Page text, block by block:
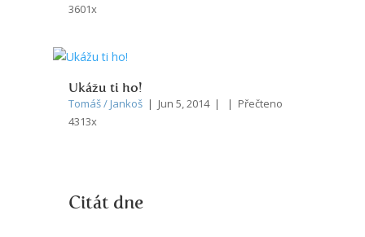
3601x
Ukážu ti ho!
Tomáš / Jankoš | Jun 5, 2014 | | Přečteno
4313x
Citát dne